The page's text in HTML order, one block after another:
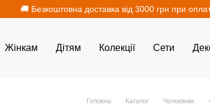
🚚 Безкоштовна доставка від 3000 грн при
Жінкам Дітям Колекції Сети
Головна Каталог Чоловікам